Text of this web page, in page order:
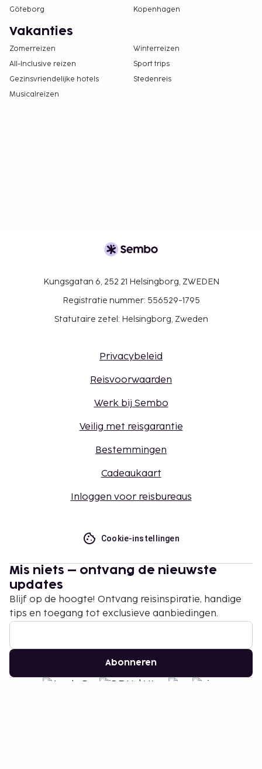
Göteborg
Kopenhagen
Vakanties
Zomerreizen
Winterreizen
All-Inclusive reizen
Sport trips
Gezinsvriendelijke hotels
Stedenreis
Musicalreizen
Kungsgatan 6, 252 21 Helsingborg, ZWEDEN
Registratie nummer: 556529-1795
Statutaire zetel: Helsingborg, Zweden
Privacybeleid
Reisvoorwaarden
Werk bij Sembo
Veilig met reisgarantie
Bestemmingen
Cadeaukaart
Inloggen voor reisbureaus
Cookie-instellingen
Mis niets – ontvang de nieuwste
updates
Blijf op de hoogte! Ontvang reisinspiratie, handige
tips en toegang tot exclusieve aanbiedingen.
Abonneren